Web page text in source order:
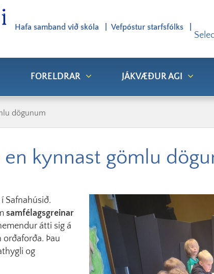
FORELDRAR JÁKVÆÐUR AGI
Hafa samband við skóla Vefpóstur starfsfólks
dögunum
kynnast gömlu
Safnahúsið.
samfélagsgreinar
átti sig á
orðaforða. Þau
og